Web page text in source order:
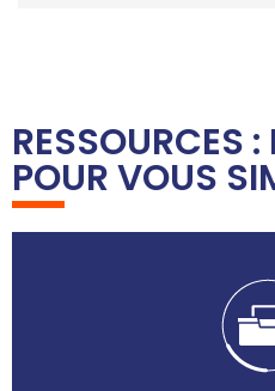
RESSOURCES
POUR VOUS